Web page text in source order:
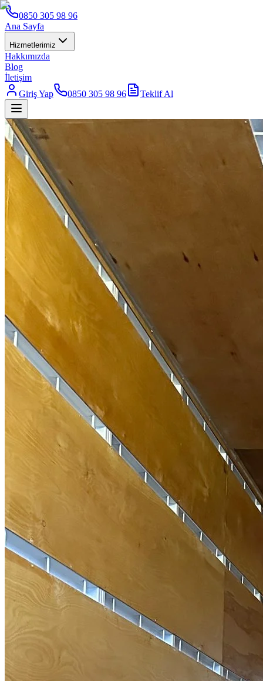
0850 305 98 96
Ana Sayfa
Hizmetlerimiz
Hakkımızda
Blog
İletişim
Giriş Yap
0850 305 98 96 Teklif Al